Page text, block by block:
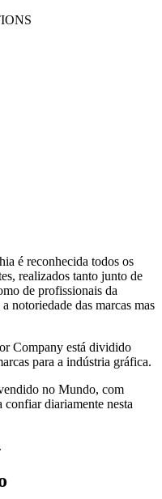
é reconhecida todos os
realizados tanto junto de
de profissionais da
notoriedade das marcas mas
Company está dividido
para a indústria gráfica.
no Mundo, com
confiar diariamente nesta